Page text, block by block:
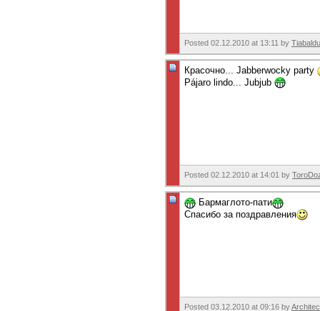
Posted 02.12.2010 at 13:11 by Tiabaldu
Красочно... Jabberwocky party
Pájaro lindo... Jubjub
Posted 02.12.2010 at 14:01 by
Бармаглото-пати
Спасибо за поздравления
Posted 03.12.2010 at 09:16 by